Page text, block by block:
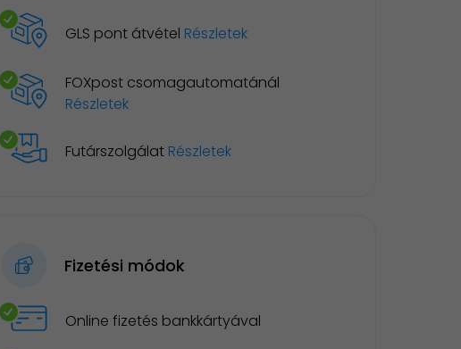
GLS pont átvétel Részletek
FOXpost csomagautomatánál
Részletek
Futárszolgálat Részletek
Fizetési módok
Online fizetés bankkártyával